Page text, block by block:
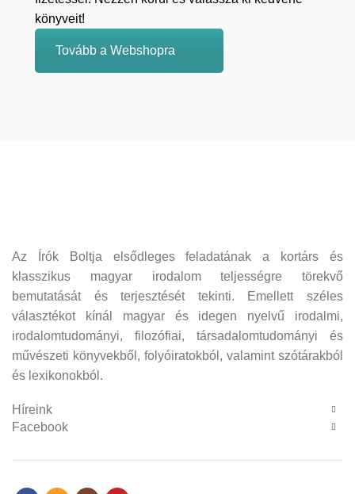
könyveit!
Tovább a Webshopra
Az Írók Boltja elsődleges feladatának a kortárs és
klasszikus magyar irodalom teljességre törekvő
bemutatását és terjesztését tekinti. Emellett széles
választékot kínál magyar és idegen nyelvű irodalmi,
irodalomtudományi, filozófiai, társadalomtudományi és
művészeti könyvekből, folyóiratokból, valamint szótárakból
és lexikonokból.
Híreink
Facebook